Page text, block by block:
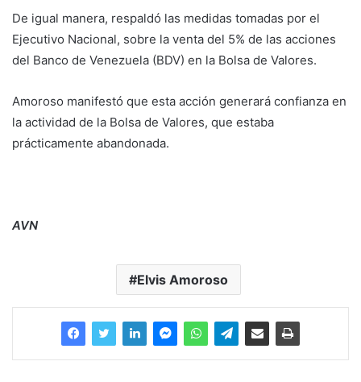
De igual manera, respaldó las medidas tomadas por el
Ejecutivo Nacional, sobre la venta del 5% de las acciones
del Banco de Venezuela (BDV) en la Bolsa de Valores.
Amoroso manifestó que esta acción generará confianza en
la actividad de la Bolsa de Valores, que estaba
prácticamente abandonada.
AVN
Elvis Amoroso